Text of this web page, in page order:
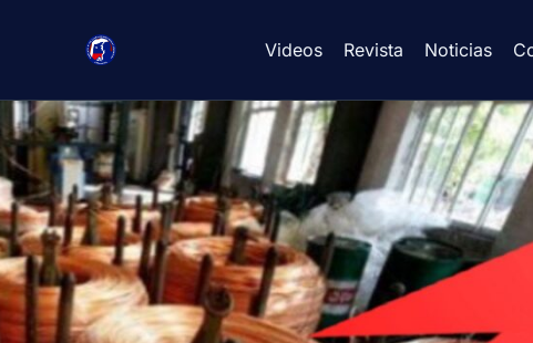
Videos Revista Noticias